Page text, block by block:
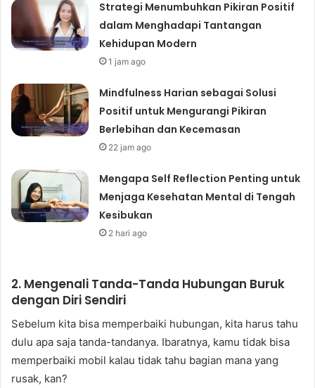
Strategi Menumbuhkan Pikiran Positif
dalam Menghadapi Tantangan
Kehidupan Modern
1 jam ago
Mindfulness Harian sebagai Solusi
Positif untuk Mengurangi Pikiran
Berlebihan dan Kecemasan
22 jam ago
Mengapa Self Reflection Penting untuk
Menjaga Kesehatan Mental di Tengah
Kesibukan
2 hari ago
2. Mengenali Tanda-Tanda Hubungan Buruk
dengan Diri Sendiri
Sebelum kita bisa memperbaiki hubungan, kita harus tahu
dulu apa saja tanda-tandanya. Ibaratnya, kamu tidak bisa
memperbaiki mobil kalau tidak tahu bagian mana yang
rusak, kan?